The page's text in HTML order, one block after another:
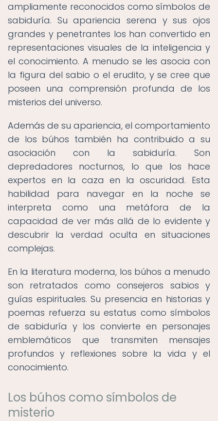
ampliamente reconocidos como símbolos de
sabiduría. Su apariencia serena y sus ojos
grandes y penetrantes los han convertido en
representaciones visuales de la inteligencia y
el conocimiento. A menudo se les asocia con
la figura del sabio o el erudito, y se cree que
poseen una comprensión profunda de los
misterios del universo.
Además de su apariencia, el comportamiento
de los búhos también ha contribuido a su
asociación con la sabiduría. Son
depredadores nocturnos, lo que los hace
expertos en la caza en la oscuridad. Esta
habilidad para navegar en la noche se
interpreta como una metáfora de la
capacidad de ver más allá de lo evidente y
descubrir la verdad oculta en situaciones
complejas.
En la literatura moderna, los búhos a menudo
son retratados como consejeros sabios y
guías espirituales. Su presencia en historias y
poemas refuerza su estatus como símbolos
de sabiduría y los convierte en personajes
emblemáticos que transmiten mensajes
profundos y reflexiones sobre la vida y el
conocimiento.
Los búhos como símbolos de
misterio